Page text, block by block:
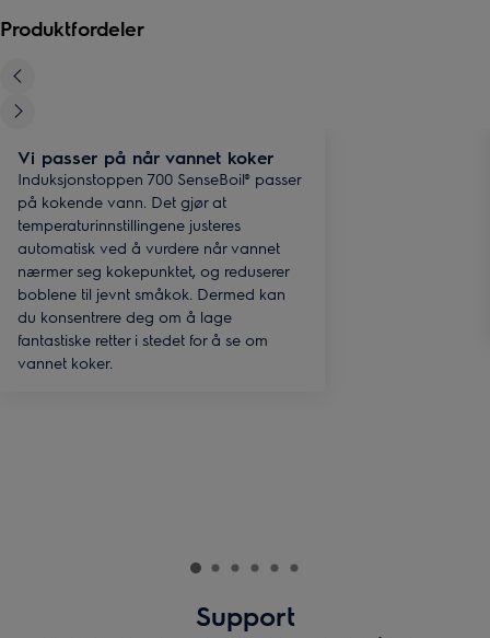
Produktfordeler
Vi passer på når vannet koker
Induksjonstoppen 700 SenseBoil® passer
på kokende vann. Det gjør at
temperaturinnstillingene justeres
automatisk ved å vurdere når vannet
nærmer seg kokepunktet, og reduserer
boblene til jevnt småkok. Dermed kan
du konsentrere deg om å lage
fantastiske retter i stedet for å se om
vannet koker.
Support